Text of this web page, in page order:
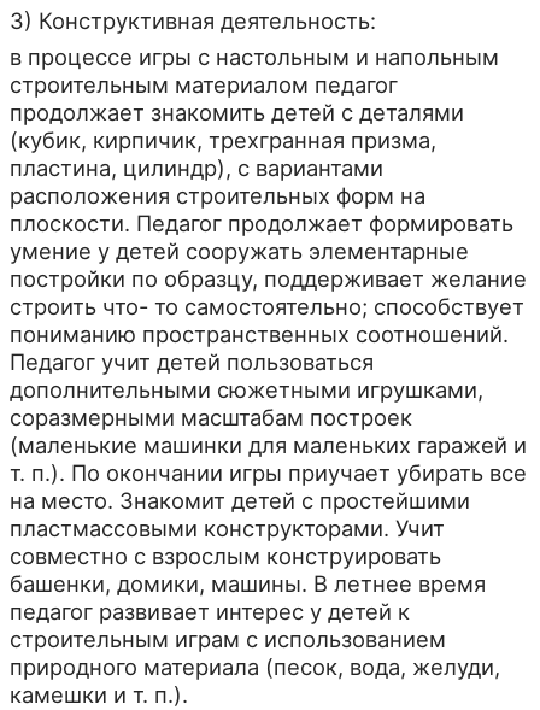
3) Конструктивная деятельность:
в процессе игры с настольным и напольным
строительным материалом педагог
продолжает знакомить детей с деталями
(кубик, кирпичик, трехгранная призма,
пластина, цилиндр), с вариантами
расположения строительных форм на
плоскости. Педагог продолжает формировать
умение у детей сооружать элементарные
постройки по образцу, поддерживает желание
строить что- то самостоятельно; способствует
пониманию пространственных соотношений.
Педагог учит детей пользоваться
дополнительными сюжетными игрушками,
соразмерными масштабам построек
(маленькие машинки для маленьких гаражей и
т. п.). По окончании игры приучает убирать все
на место. Знакомит детей с простейшими
пластмассовыми конструкторами. Учит
совместно с взрослым конструировать
башенки, домики, машины. В летнее время
педагог развивает интерес у детей к
строительным играм с использованием
природного материала (песок, вода, желуди,
камешки и т. п.).